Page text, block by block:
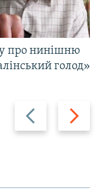
Назад Вперед
про нинішню
голод»